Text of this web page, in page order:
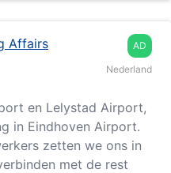
AD
Affairs
Nederland
en Lelystad Airport,
in Eindhoven Airport.
zetten we ons in
met de rest